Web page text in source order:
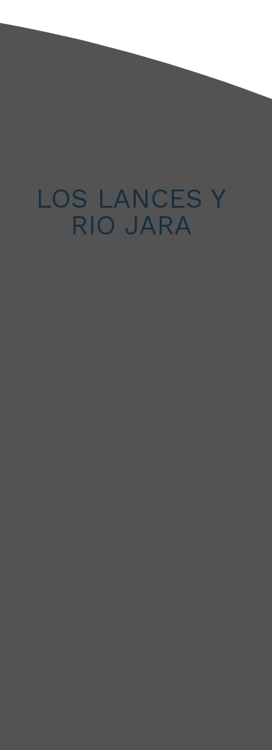
LOS LANCES Y
RIO JARA